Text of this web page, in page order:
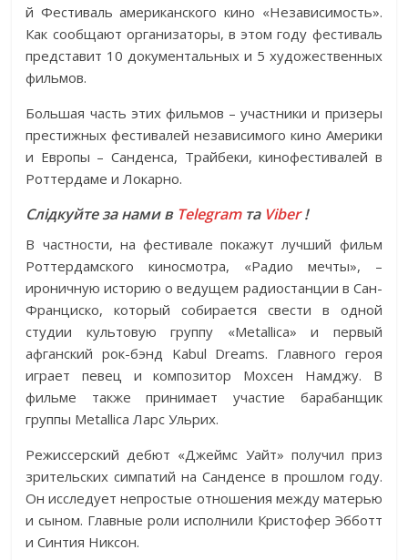
й Фестиваль американского кино «Независимость».
Как сообщают организаторы, в этом году фестиваль
представит 10 документальных и 5 художественных
фильмов.
Большая часть этих фильмов – участники и призеры
престижных фестивалей независимого кино Америки
и Европы – Санденса, Трайбеки, кинофестивалей в
Роттердаме и Локарно.
Слідкуйте за нами в Telegramта Viber!
В частности, на фестивале покажут лучший фильм
Роттердамского киносмотра, «Радио мечты», –
ироничную историю о ведущем радиостанции в Сан-
Франциско, который собирается свести в одной
студии культовую группу «Metallica» и первый
афганский рок-бэнд Kabul Dreams. Главного героя
играет певец и композитор Мохсен Намджу. В
фильме также принимает участие барабанщик
группы Metallica Ларс Ульрих.
Режиссерский дебют «Джеймс Уайт» получил приз
зрительских симпатий на Санденсе в прошлом году.
Он исследует непростые отношения между матерью
и сыном. Главные роли исполнили Кристофер Эбботт
и Синтия Никсон.